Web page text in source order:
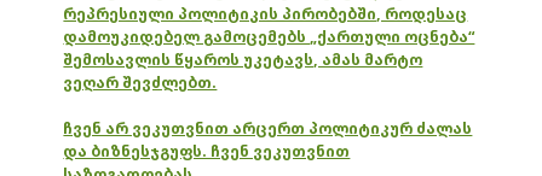
რეპრესიული პოლიტიკის პირობებში, როდესაც
დამოუკიდებელ გამოცემებს „ქართული ოცნება“
შემოსავლის წყაროს უკეტავს, ამას მარტო
ვეღარ შევძლებთ.
ჩვენ არ ვეკუთვნით არცერთ პოლიტიკურ ძალას
და ბიზნესჯგუფს. ჩვენ ვეკუთვნით